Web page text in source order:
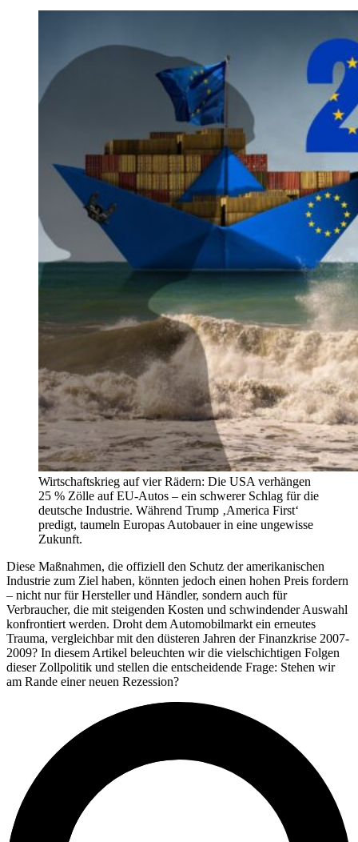
Wirtschaftskrieg auf vier Rädern: Die USA verhängen
25 % Zölle auf EU-Autos – ein schwerer Schlag für die
deutsche Industrie. Während Trump ‚America First‘
predigt, taumeln Europas Autobauer in eine ungewisse
Zukunft.
Diese Maßnahmen, die offiziell den Schutz der amerikanischen
Industrie zum Ziel haben, könnten jedoch einen hohen Preis fordern
– nicht nur für Hersteller und Händler, sondern auch für
Verbraucher, die mit steigenden Kosten und schwindender Auswahl
konfrontiert werden. Droht dem Automobilmarkt ein erneutes
Trauma, vergleichbar mit den düsteren Jahren der Finanzkrise 2007-
2009? In diesem Artikel beleuchten wir die vielschichtigen Folgen
dieser Zollpolitik und stellen die entscheidende Frage: Stehen wir
am Rande einer neuen Rezession?